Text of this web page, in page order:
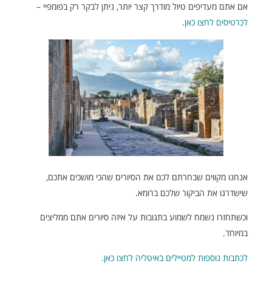
אם אתם מעדיפים טיול מודרך קצר יותר, ניתן לבקר רק בפומפיי –
לכרטיסים לחצו כאן.
אנחנו מקווים שבחרתם לכם את הסיורים שהכי מושכים אתכם,
שישדרגו את הביקור שלכם ברומא.
וכשתחזרו נשמח לשמוע בתגובות על איזה סיורים אתם ממליצים
במיוחד.
לכתבות נוספות למטיילים באיטליה לחצו כאן.